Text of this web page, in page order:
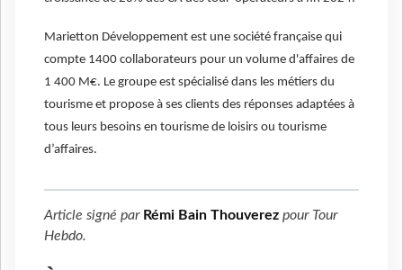
Marietton Développement est une société française qui
compte 1400 collaborateurs pour un volume d'affaires de
1 400 M€. Le groupe est spécialisé dans les métiers du
tourisme et propose à ses clients des réponses adaptées à
tous leurs besoins en tourisme de loisirs ou tourisme
d’affaires.
Article signé par Rémi Bain Thouverez pour Tour
Hebdo.